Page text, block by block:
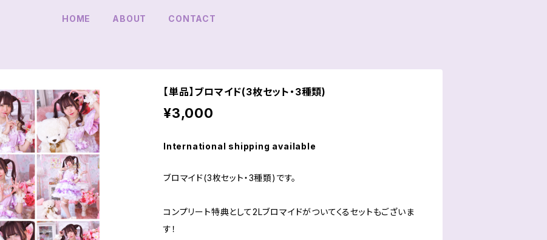
HOME ABOUT CONTACT
【単品】ブロマイド(3枚セット・3種類)
¥3,000
International shipping available
ブロマイド(3枚セット・3種類)です。
コンプリート特典として2Lブロマイドがついてくるセットもございま
す！